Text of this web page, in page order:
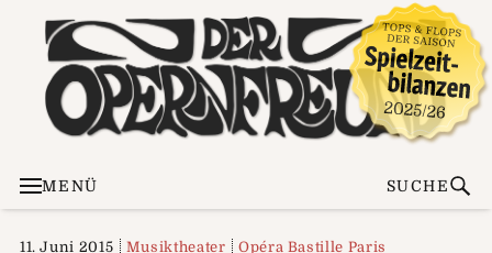
MENÜ SUCHE
11. Juni 2015 Musiktheater Opéra Bastille Paris